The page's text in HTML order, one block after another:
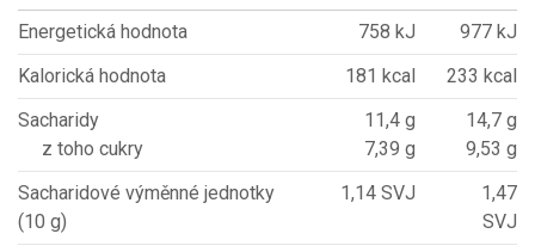
Energetická hodnota
758 kJ
977 kJ
Kalorická hodnota
181 kcal
233 kcal
Sacharidy
z toho cukry
11,4 g
7,39 g
14,7 g
9,53 g
Sacharidové výměnné jednotky
(10 g)
1,14 SVJ
1,47
SVJ